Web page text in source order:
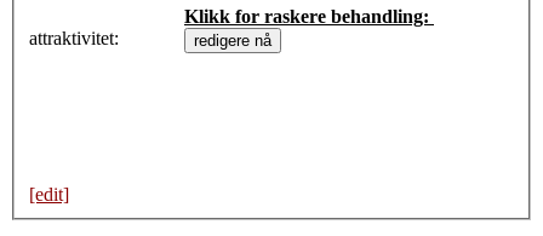
attraktivitet:
Klikk for raskere behandling:
[edit]